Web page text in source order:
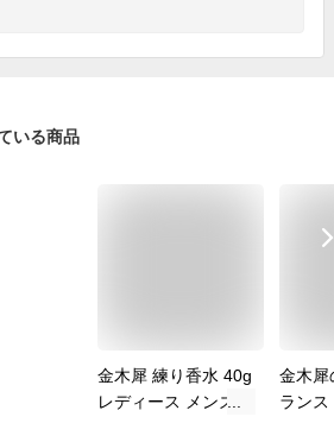
いる商品
金木犀 練り香水 40g
レディース メンズ
金木犀
ランス